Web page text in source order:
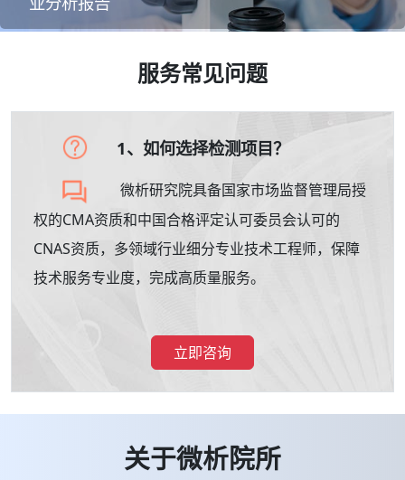
服务常见问题
1、如何选择检测项目？
微析研究院具备国家市场监督管理局授
权的CMA资质和中国合格评定认可委员会认可的
CNAS资质，多领域行业细分专业技术工程师，保障
技术服务专业度，完成高质量服务。
立即咨询
关于微析院所